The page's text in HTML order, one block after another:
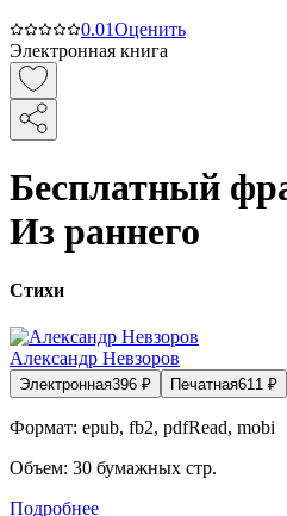
0.01Оценить
Электронная книга
Бесплатный
Из раннего
Стихи
Александр Невзоров
Электронная396 ₽ Печатная611 ₽
Формат: epub, fb2, pdfRead, mobi
Объем: 30 бумажных стр.
Подробнее